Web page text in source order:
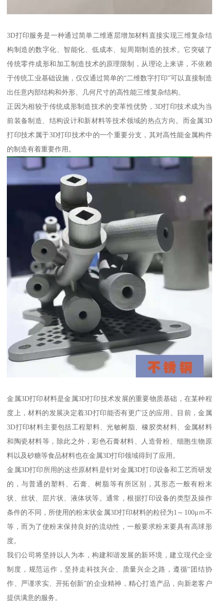
3D打印服务是一种通过简单二维逐层增加材料直接实现三维复杂结
构制造的数字化、智能化、低成本、短周期制造的技术。它突破了
传统零件成形和加工制造技术的原理限制，从理论上来讲，不依赖
于传统工业基础设施，仅仅通过简单的“二维数字打印”可以直接制造
出任意内部结构和外形、几何尺寸的高性能三维复杂结构。
正因为相较于传统成形制造技术的变革性优势，3D打印技术成为当
前装备制造、结构设计和新材料等技术领域的热点方向。而金属3D
打印技术属于3D打印技术中的一个重要分支，其对高性能金属构件
的制造有着重要作用。
金属3D打印材料是金属3D打印技术发展的重要物质基础，在某种程
度上，材料的发展决定着3D打印能否有更广泛的应用。目前，金属
3D打印材料主要包括工程塑料、光敏树脂、橡胶类材料、金属材料
和陶瓷材料等，除此之外，彩色石膏材料、人造骨粉、细胞生物原
料以及砂糖等食品材料也在金属3D打印领域得到了应用。
金属3D打印所用的这些原材料是针对金属3D打印设备和工艺而研发
的，与普通的塑料、石膏、树脂等有所区别，其形态一般有粉末
状、丝状、层片状、液体状等。通常，根据打印设备的类型及操作
条件的不同，所使用的粉末状金属3D打印材料的粒径为1～100μｍ不
等，而为了使粉末保持良好的流动性，一般要求粉末要具有高球形
度。
我们公司将坚持以人为本，构建和谐发展的新环境，建立现代企业
制度，规范运作，坚持走科技兴企、质量兴企之路，遵循“团结协
作、严谨求实、开拓创新”的企业精神，精心打造产品，向新老客户
提供满意的服务。